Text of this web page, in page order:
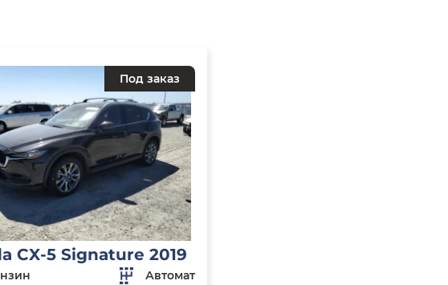
Под заказ
CX-5 Signature 2019
Автомат